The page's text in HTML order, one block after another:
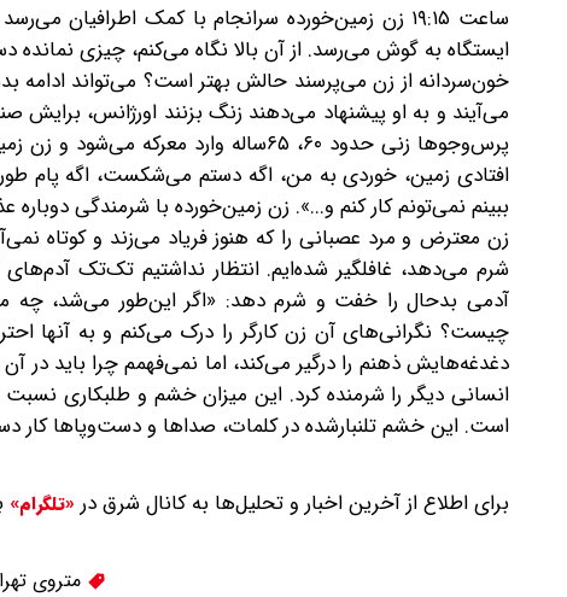
ساعت ۱۹:۱۵‌ زن زمین‌خورده سرانجام با کمک
ایستگاه به گوش می‌رسد. از آن بالا نگاه می‌کنم، چیزی
خون‌سردانه از زن می‌پرسند حالش بهتر است؟ می‌تواند ادامه
می‌آیند و به او پیشنهاد می‌دهند زنگ بزنند اورژانس،
پرس‌وجو‌ها زنی حدود ۶۰، ۶۵‌ساله وارد
افتادی زمین، خوردی به من، اگه دستم می‌شکست، اگه پام
ببینم نمی‌‌تونم کار کنم و...‌». زن زمین‌خورده با شرمندگی
زن معترض و مرد عصبانی را که هنوز فریاد می‌زند و کوتاه
شرم می‌دهد، غافلگیر شده‌ایم. انتظار نداشتیم تک‌تک
آدمی بدحال را خفت و شرم دهد: «اگر این‌طور می‌شد، چه
چیست؟ نگرانی‌های آن زن کارگر را درک می‌کنم و به آنها
دغدغه‌هایش ذهنم را درگیر می‌کند، اما نمی‌فهمم چرا باید در
انسانی دیگر را شرمنده کرد. این میزان خشم و طلبکاری
است. این خشم تلنبارشده در کلمات، صدا‌ها و دست‌و‌پا‌ها
برای اطلاع از آخرین اخبار و تحلیل‌ها به کانال شرق در «تلگرام»
متروی